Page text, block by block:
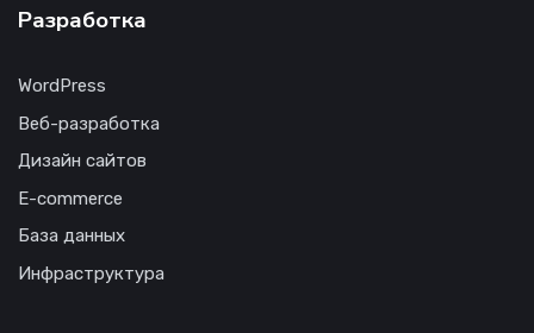
Разработка
WordPress
Веб-разработка
Дизайн сайтов
E-commerce
База данных
Инфраструктура